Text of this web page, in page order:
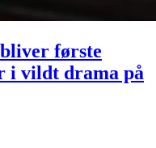
første
i vildt drama på